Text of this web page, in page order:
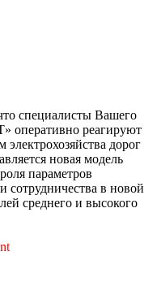
специалисты Вашего
оперативно реагируют
дорог
новая модель
параметров
сотрудничества в новой
среднего и высокого